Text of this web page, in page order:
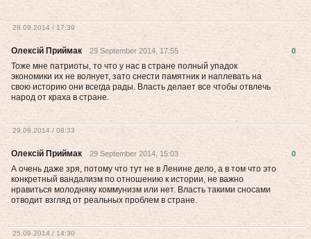
28.09.2014 / 17:39
Олексій Приймак 29 September 2014, 17:55
Тоже мне патриоты, то что у нас в стране полный упадок
экономики их не волнует, зато снести памятник и наплевать на
свою историю они всегда рады. Власть делает все чтобы отвлечь
народ от краха в стране.
0
29.09.2014 / 08:33
Олексій Приймак 29 September 2014, 15:03
А очень даже зря, потому что тут не в Ленине дело, а в том что это
конкретный вандализм по отношению к истории, не важно
нравиться молодняку коммунизм или нет. Власть такими сносами
отводит взгляд от реальных проблем в стране.
0
25.09.2014 / 14:30